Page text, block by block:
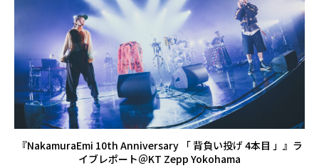
『NakamuraEmi 10th Anniversary 「 背負い投げ 4本⽬ 」』ラ
イブレポート＠KT Zepp Yokohama